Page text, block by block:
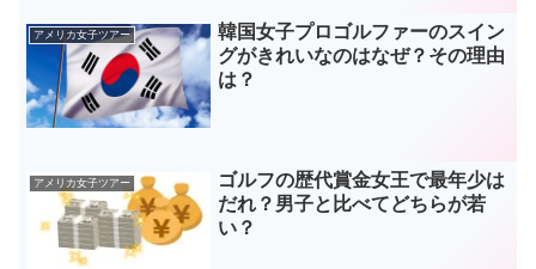
アメリカ女子ツアー
韓国女子プロゴルファーのスイン
グがきれいなのはなぜ？その理由
は？
アメリカ女子ツアー
ゴルフの歴代賞金女王で最年少は
だれ？男子と比べてどちらが若
い？